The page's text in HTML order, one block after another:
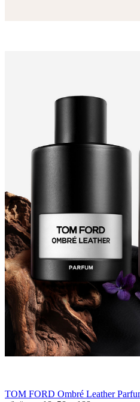
TOM FORD Ombré Leather